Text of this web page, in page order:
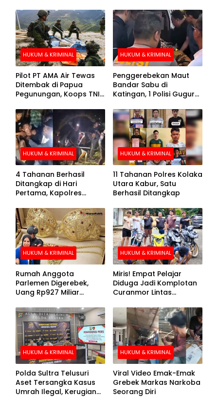
HUKUM & KRIMINAL
Pilot PT AMA Air Tewas
Ditembak di Papua
Pegunungan, Koops TNI
Evakuasi Jenazah
Korban
HUKUM & KRIMINAL
Penggerebekan Maut
Bandar Sabu di
Katingan, 1 Polisi Gugur
HUKUM & KRIMINAL
4 Tahanan Berhasil
Ditangkap di Hari
Pertama, Kapolres
Buronan Segera
Menyerahkan Diri
HUKUM & KRIMINAL
11 Tahanan Polres Kolaka
Utara Kabur, Satu
Berhasil Ditangkap
HUKUM & KRIMINAL
Rumah Anggota
Parlemen Digerebek,
Uang Rp927 Miliar
HUKUM & KRIMINAL
Miris! Empat Pelajar
Diduga Jadi Komplotan
Curanmor Lintas
HUKUM & KRIMINAL
Polda Sultra Telusuri
Aset Tersangka Kasus
Umrah Ilegal, Kerugian
HUKUM & KRIMINAL
Viral Video Emak-Emak
Grebek Markas Narkoba
Seorang Diri